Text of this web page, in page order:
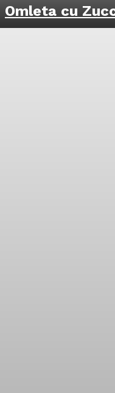
Omleta cu